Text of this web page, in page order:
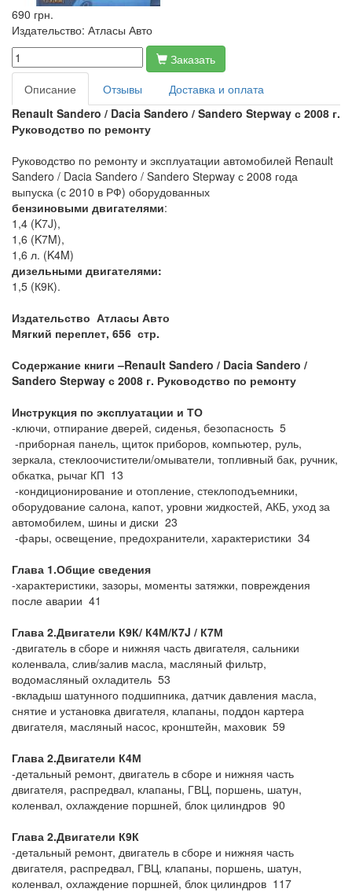
690 грн.
Издательство: Атласы Авто
Заказать
Описание
Отзывы
Доставка и оплата
Renault Sandero / Dacia Sandero / Sandero Stepway с 2008 г.
Руководство по ремонту
Руководство по ремонту и эксплуатации автомобилей Renault
Sandero / Dacia Sandero / Sandero Stepway с 2008 года
выпуска (с 2010 в РФ) оборудованных
бензиновыми двигателями:
1,4 (K7J),
1,6 (K7M),
1,6 л. (K4M)
дизельными двигателями:
1,5 (К9К).
Издательство Атласы Авто
Мягкий переплет, 656 стр.
Содержание книги –Renault Sandero / Dacia Sandero /
Sandero Stepway с 2008 г. Руководство по ремонту
Инструкция по эксплуатации и ТО
-ключи, отпирание дверей, сиденья, безопасность 5
-приборная панель, щиток приборов, компьютер, руль,
зеркала, стеклоочистители/омыватели, топливный бак, ручник,
обкатка, рычаг КП 13
-кондиционирование и отопление, стеклоподъемники,
оборудование салона, капот, уровни жидкостей, АКБ, уход за
автомобилем, шины и диски 23
-фары, освещение, предохранители, характеристики 34
Глава 1.Общие сведения
-характеристики, зазоры, моменты затяжки, повреждения
после аварии 41
Глава 2.Двигатели К9К/ К4М/К7J / К7М
-двигатель в сборе и нижняя часть двигателя, сальники
коленвала, слив/залив масла, масляный фильтр,
водомасляный охладитель 53
-вкладыш шатунного подшипника, датчик давления масла,
снятие и установка двигателя, клапаны, поддон картера
двигателя, масляный насос, кронштейн, маховик 59
Глава 2.Двигатели К4М
-детальный ремонт, двигатель в сборе и нижняя часть
двигателя, распредвал, клапаны, ГВЦ, поршень, шатун,
коленвал, охлаждение поршней, блок цилиндров 90
Глава 2.Двигатели К9К
-детальный ремонт, двигатель в сборе и нижняя часть
двигателя, распредвал, ГВЦ, клапаны, поршень, шатун,
коленвал, охлаждение поршней, блок цилиндров 117